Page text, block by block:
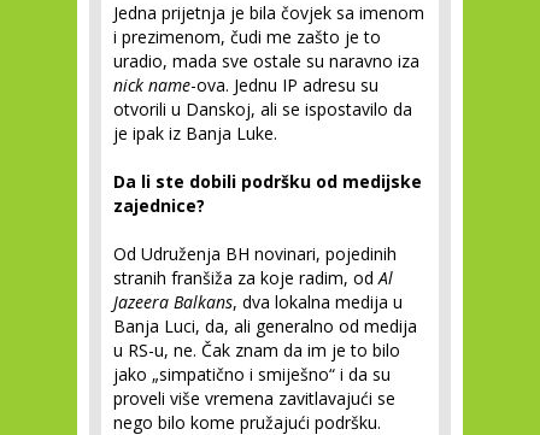
Jedna prijetnja je bila čovjek sa imenom
i prezimenom, čudi me zašto je to
uradio, mada sve ostale su naravno iza
nick name-ova. Jednu IP adresu su
otvorili u Danskoj, ali se ispostavilo da
je ipak iz Banja Luke.
Da li ste dobili podršku od medijske
zajednice?
Od Udruženja BH novinari, pojedinih
stranih franšiža za koje radim, odAl
Jazeera Balkans, dva lokalna medija u
Banja Luci, da, ali generalno od medija
u RS-u, ne. Čak znam da im je to bilo
jako „simpatično i smiješno“ i da su
proveli više vremena zavitlavajući se
nego bilo kome pružajući podršku.